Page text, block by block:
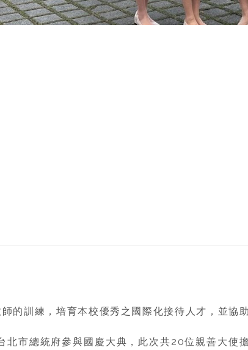
的訓練，培育本校優秀之國際化接待人才，並
北市總統府參與國慶大典，此次共20位親善大使